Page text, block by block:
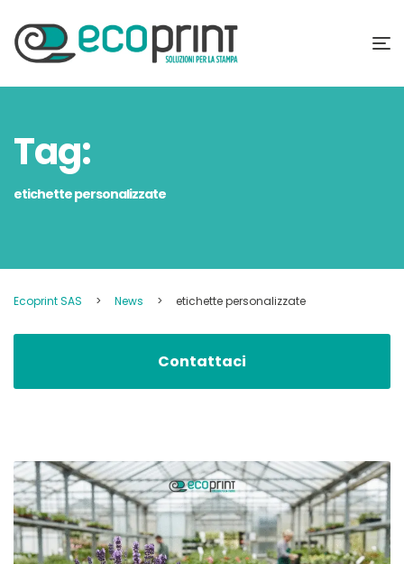
Tag:
etichette personalizzate
Ecoprint SAS > News > etichette personalizzate
Contattaci